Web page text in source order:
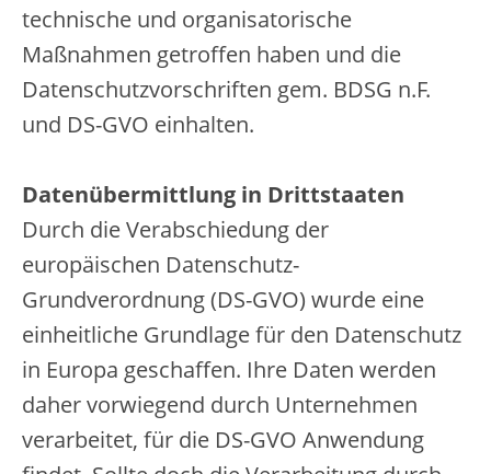
technische und organisatorische
Maßnahmen getroffen haben und die
Datenschutzvorschriften gem. BDSG n.F.
und DS-GVO einhalten.
Datenübermittlung in Drittstaaten
Durch die Verabschiedung der
europäischen Datenschutz-
Grundverordnung (DS-GVO) wurde eine
einheitliche Grundlage für den Datenschutz
in Europa geschaffen. Ihre Daten werden
daher vorwiegend durch Unternehmen
verarbeitet, für die DS-GVO Anwendung